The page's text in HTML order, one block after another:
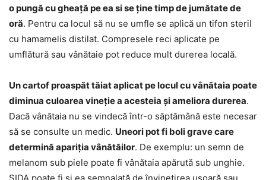
o pungă cu gheață pe ea si se ține timp de jumătate de
oră. Pentru ca locul să nu se umfle se aplică un tifon steril
cu hamamelis distilat. Compresele reci aplicate pe
umflătură sau vânătaie pot reduce mult durerea locală.
Un cartof proaspăt tăiat aplicat pe locul cu vânătaia poate
diminua culoarea vineție a acesteia și ameliora durerea.
Dacă vânătaia nu se vindecă într-o săptămână este necesar
să se consulte un medic. Uneori pot fi boli grave care
determină apariția vânătăilor. De exemplu: un semn de
melanom sub piele poate fi vânătaia apărută sub unghie.